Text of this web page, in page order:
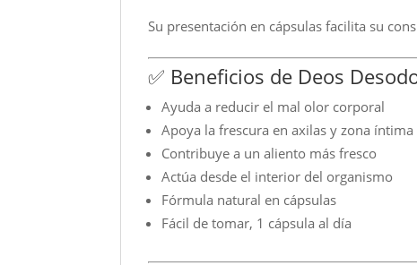
Su presentación en cápsulas facilita su
✅ Beneficios de Deos
Ayuda a reducir el mal olor corporal
Apoya la frescura en axilas y zona íntima
Contribuye a un aliento más fresco
Actúa desde el interior del organismo
Fórmula natural en cápsulas
Fácil de tomar, 1 cápsula al día